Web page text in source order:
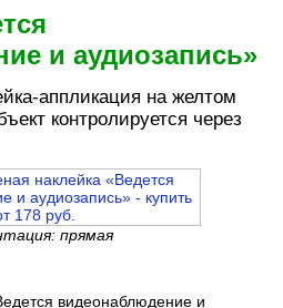
и аудиозапись»
аппликация на желтом
контролируется через
прямая
видеонаблюдение и